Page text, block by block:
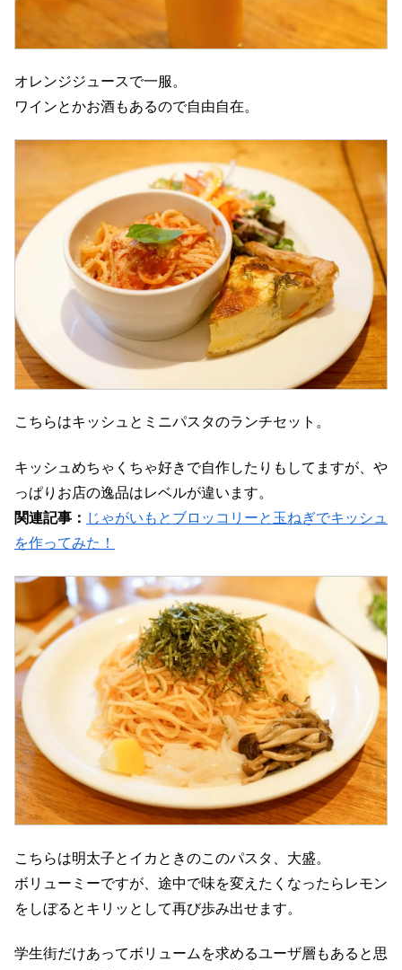
オレンジジュースで一服。
ワインとかお酒もあるので自由自在。
こちらはキッシュとミニパスタのランチセット。
キッシュめちゃくちゃ好きで自作したりもしてますが、や
っぱりお店の逸品はレベルが違います。
関連記事： じゃがいもとブロッコリーと玉ねぎでキッシュ
を作ってみた！
こちらは明太子とイカときのこのパスタ、大盛。
ボリューミーですが、途中で味を変えたくなったらレモン
をしぼるとキリッとして再び歩み出せます。
学生街だけあってボリュームを求めるユーザ層もあると思